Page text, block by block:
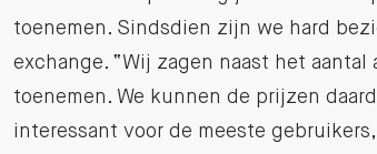
toenemen. Sindsdien zijn we hard
exchange. “Wij zagen naast het
toenemen. We kunnen de prijzen
interessant voor de meeste